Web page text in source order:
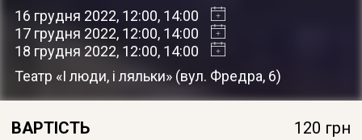
16 грудня 2022, 12:00, 14:00
17 грудня 2022, 12:00, 14:00
18 грудня 2022, 12:00, 14:00
Театр «І люди, і ляльки» (вул. Фредра, 6)
ВАРТІСТЬ 120 грн